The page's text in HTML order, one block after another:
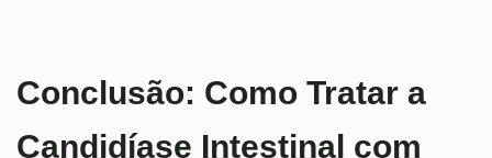
Conclusão: Como Tratar a
Candidíase Intestinal com